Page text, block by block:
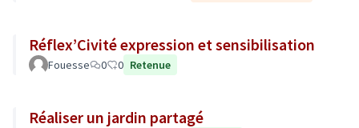
Réflex’Civité expression et sensibilisation
Fouesse 0 0 Retenue
Réaliser un jardin partagé